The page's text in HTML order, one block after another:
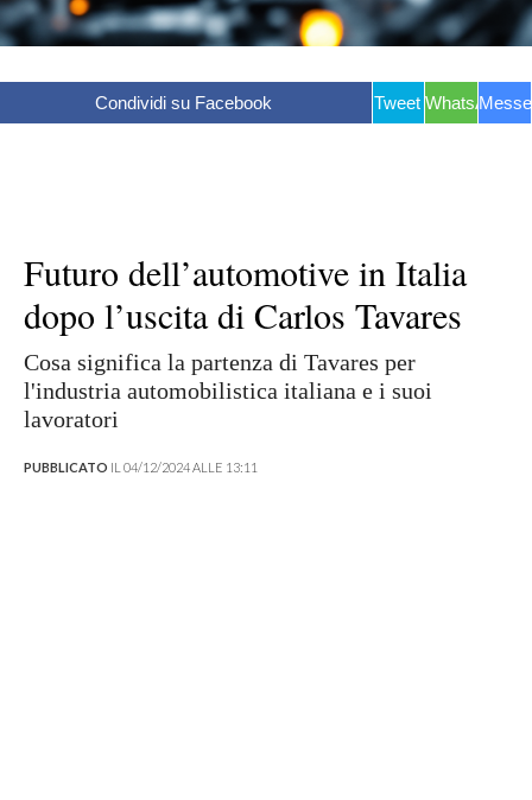
Condividi su Facebook Tweet WhatsApp
Futuro dell’automotive in Italia
dopo l’uscita di Carlos Tavares
Cosa significa la partenza di Tavares per
l'industria automobilistica italiana e i suoi
lavoratori
PUBBLICATO IL 04/12/2024 ALLE 13:11